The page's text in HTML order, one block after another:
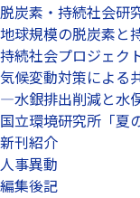
脱炭素・持続社会研
地球規模の脱炭素と
持続社会プロジェク
気候変動対策による
—水銀排出削減と水
国立環境研究所「夏
新刊紹介
人事異動
編集後記